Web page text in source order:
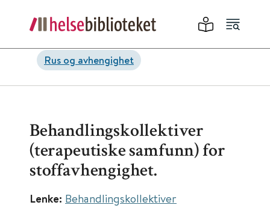
Rus og avhengighet
Behandlingskollektiver
(terapeutiske samfunn) for
stoffavhengighet.
Lenke: Behandlingskollektiver